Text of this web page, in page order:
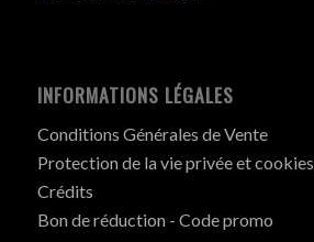
INFORMATIONS LÉGALES
Conditions Générales de Vente
Protection de la vie privée et cookies
Crédits
Bon de réduction - Code promo